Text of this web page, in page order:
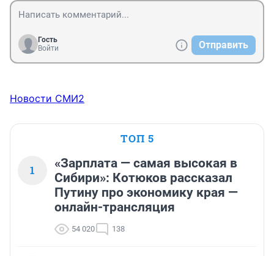
Гость
Войти
Отправить
Новости СМИ2
ТОП 5
1
«Зарплата — самая высокая в
Сибири»: Котюков рассказал
Путину про экономику края —
онлайн-трансляция
54 020 138